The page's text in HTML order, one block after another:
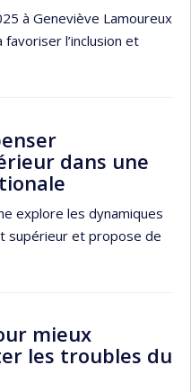
à Geneviève Lamoureux
l’inclusion et
dans une
explore les dynamiques
supérieur et propose de
mieux
les troubles du